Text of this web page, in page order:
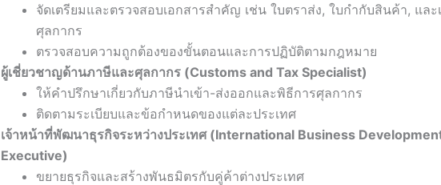
จัดเตรียมและตรวจสอบเอกสารสำคัญ เช่น ใบตราส่ง, ใบกำกับสินค้า, และ
ศุลกากร
ตรวจสอบความถูกต้องของขั้นตอนและการปฏิบัติตามกฎหมาย
ผู้เชี่ยวชาญด้านภาษีและศุลกากร (Customs and Tax Specialist)
ให้คำปรึกษาเกี่ยวกับภาษีนำเข้า-ส่งออกและพิธีการศุลกากร
ติดตามระเบียบและข้อกำหนดของแต่ละประเทศ
เจ้าหน้าที่พัฒนาธุรกิจระหว่างประเทศ (International Business
Executive)
ขยายธุรกิจและสร้างพันธมิตรกับคู่ค้าต่างประเทศ